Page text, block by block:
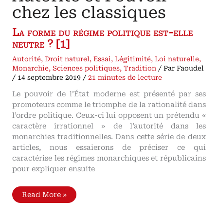
chez les classiques
La forme du régime politique est-elle
neutre ? [1]
Autorité,Droit naturel,Essai,Légitimité,Loi naturelle,
Monarchie,Sciences politiques,Tradition / ParFaoudel
/ 14 septembre 2019 /21 minutes de lecture
Le pouvoir de l’État moderne est présenté par ses
promoteurs comme le triomphe de la rationalité dans
l’ordre politique. Ceux-ci lui opposent un prétendu «
caractère irrationnel » de l’autorité dans les
monarchies traditionnelles. Dans cette série de deux
articles, nous essaierons de préciser ce qui
caractérise les régimes monarchiques et républicains
pour expliquer ensuite
Autorité
et
Read More »